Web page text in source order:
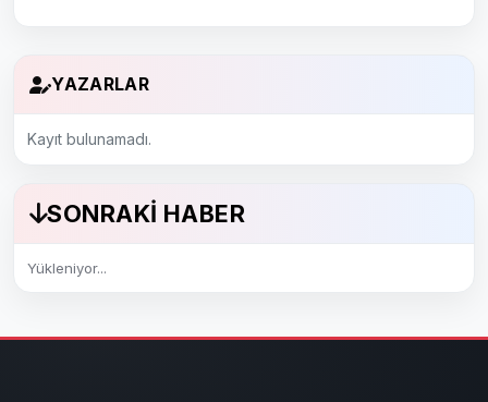
YAZARLAR
Kayıt bulunamadı.
SONRAKI HABER
Yükleniyor...